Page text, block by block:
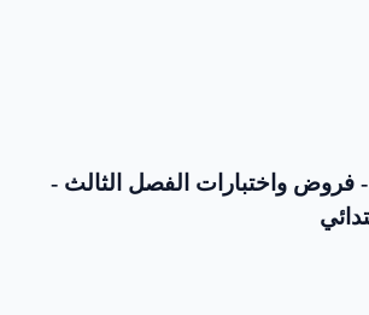
الموضوع رقم 55 - فروض واختبارات الفصل الثالث -